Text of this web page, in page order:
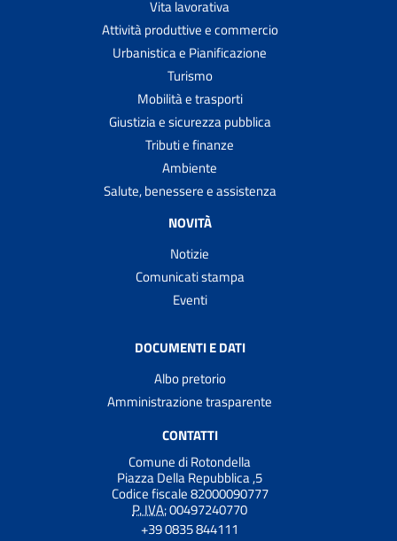
Vita lavorativa
Attività produttive e commercio
Urbanistica e Pianificazione
Turismo
Mobilità e trasporti
Giustizia e sicurezza pubblica
Tributi e finanze
Ambiente
Salute, benessere e assistenza
NOVITÀ
Notizie
Comunicati stampa
Eventi
DOCUMENTI E DATI
Albo pretorio
Amministrazione trasparente
CONTATTI
Comune di Rotondella
Piazza Della Repubblica ,5
Codice fiscale 82000090777
P. IVA:00497240770
+39 0835 844111